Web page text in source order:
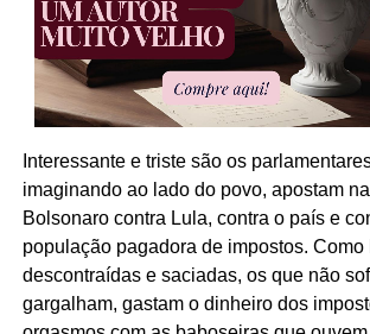
Interessante e triste são os
imaginando ao lado do povo, apostam
Bolsonaro contra Lula, contra o país e
população pagadora de impostos. Como
descontraídas e saciadas, os que não
gargalham, gastam o dinheiro dos